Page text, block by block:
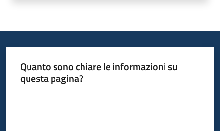
Quanto sono chiare le informazioni su
questa pagina?